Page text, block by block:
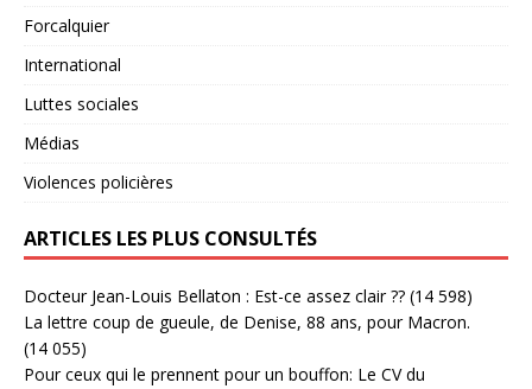
Forcalquier
International
Luttes sociales
Médias
Violences policières
ARTICLES LES PLUS CONSULTÉS
Docteur Jean-Louis Bellaton : Est-ce assez clair ?? (14 598)
La lettre coup de gueule, de Denise, 88 ans, pour Macron.
(14 055)
Pour ceux qui le prennent pour un bouffon: Le CV du